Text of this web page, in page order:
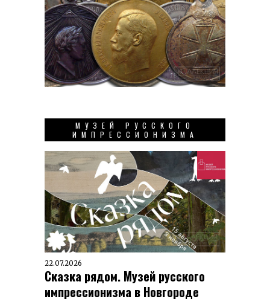
МУЗЕЙ РУССКОГО
ИМПРЕССИОНИЗМА
22.07.2026
Сказка рядом. Музей русского
импрессионизма в Новгороде